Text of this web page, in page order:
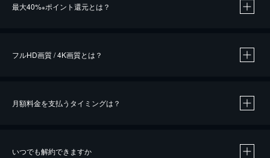
最大40%※ポイント還元とは？
※40％ポイント還元の対象は、クレジットカード決済による作品の購入 / レンタルです。
iOSアプリのUコイン決済による作品の購入 / レンタルは、20％のポイント還元です。
フルHD画質 / 4K画質とは？
月額料金を支払うタイミングは？
いつでも解約できますか